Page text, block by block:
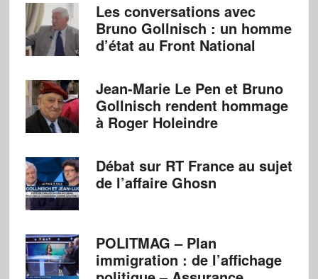
Les conversations avec
Bruno Gollnisch : un homme
d’état au Front National
Jean-Marie Le Pen et Bruno
Gollnisch rendent hommage
à Roger Holeindre
Débat sur RT France au sujet
de l’affaire Ghosn
POLITMAG – Plan
immigration : de l’affichage